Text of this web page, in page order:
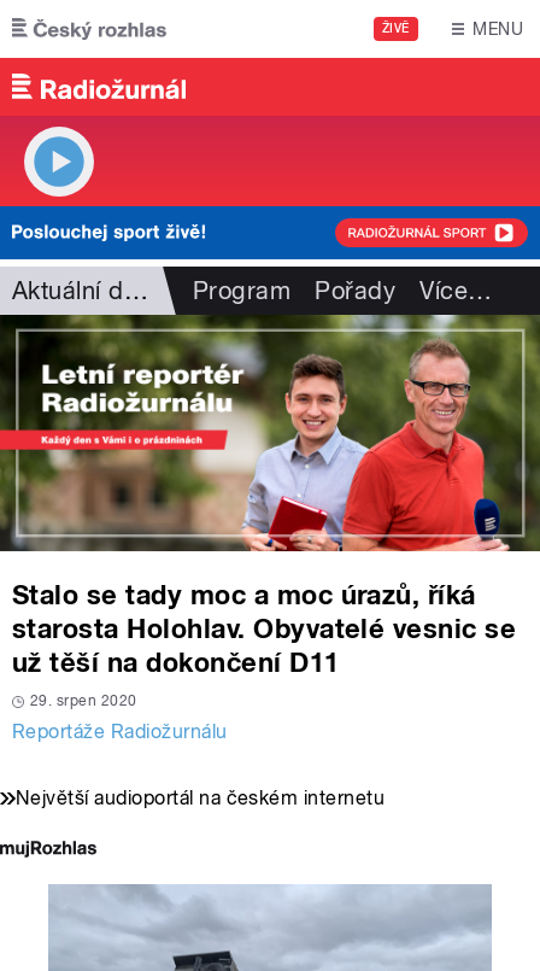
Přejít k hlavnímu obsahu
ŽIVĚ MENU
Aktuální dění Program Pořady Více…
Stalo se tady moc a moc úrazů, říká
starosta Holohlav. Obyvatelé vesnic se
už těší na dokončení D11
29. srpen 2020
Reportáže Radiožurnálu
Největší audioportál na českém internetu